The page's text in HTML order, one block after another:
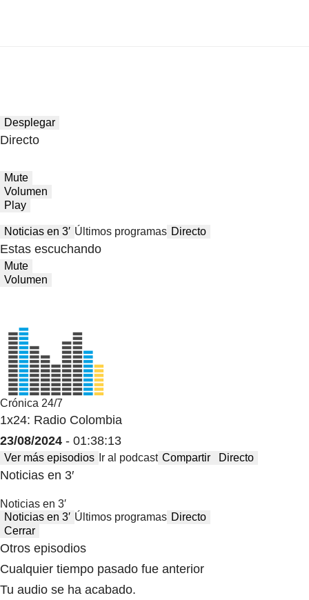
Desplegar
Directo
Mute
Volumen
Play
Noticias en 3′ Últimos programas Directo
Estas escuchando
Mute
Volumen
Crónica 24/7
1x24: Radio Colombia
23/08/2024 - 01:38:13
Ver más episodios Ir al podcast Compartir Directo
Noticias en 3′
Noticias en 3′
Noticias en 3′ Últimos programas Directo
Cerrar
Otros episodios
Cualquier tiempo pasado fue anterior
Tu audio se ha acabado.